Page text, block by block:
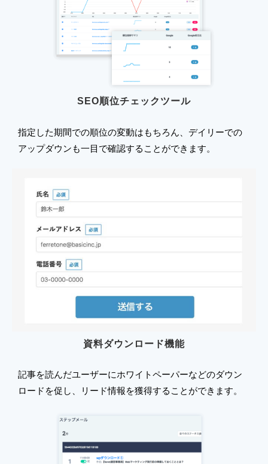
SEO順位チェックツール
指定した期間での順位の変動はもちろん、デイリーでの
アップダウンも一目で確認することができます。
資料ダウンロード機能
記事を読んだユーザーにホワイトペーパーなどのダウン
ロードを促し、リード情報を獲得することができます。